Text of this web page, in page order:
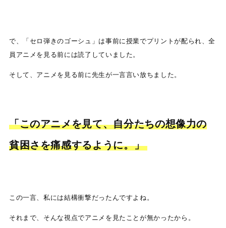
で、「セロ弾きのゴーシュ」は事前に授業でプリントが配られ、全
員アニメを見る前には読了していました。
そして、アニメを見る前に先生が一言言い放ちました。
「このアニメを見て、自分たちの想像力の
貧困さを痛感するように。」
この一言、私には結構衝撃だったんですよね。
それまで、そんな視点でアニメを見たことが無かったから。